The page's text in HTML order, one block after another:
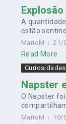
A
estão
MarioM 21/
Read More
Curiosidades
Napster
O Napster
MarioM 10/